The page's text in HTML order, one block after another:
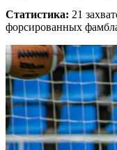
Статистика: 21
форсированных